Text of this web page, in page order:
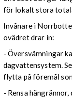
för lokalt stora
Invånare i
ovädret drar in:
- Översvämningar
dagvattensystem.
flytta på föremål
- Rensa